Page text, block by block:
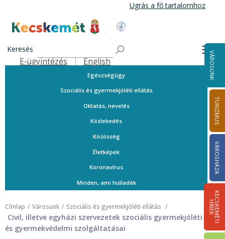
tartalomra
Ugrás a fő tartalomhoz
Kecskemét Város Honlapja
Keresés
Felső navigáció
E-ügyintézés English VÁROSUNK
TURIZMUS
VÁROSHÁZA
K
E
C
S
K
E
M
É
T
I
HÍ
R
E
K
A városról
Közérdekű telefonszámok
Ügyintézés
Egészségügy
Szociális és gyermekjóléti ellátás
Oktatás, nevelés
Közlekedés
Közösség
Életképek
Koronavírus
Minden, ami hulladék
Címlap Városunk Szociális és gyermekjóléti ellátás
Civil, illetve egyházi szervezetek szociális gyermekjóléti
és gyermekvédelmi szolgáltatásai